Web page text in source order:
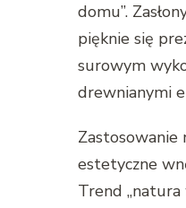
domu”.
pięknie się
surowym
drewnianymi
Zastosowanie
estetyczne
Trend